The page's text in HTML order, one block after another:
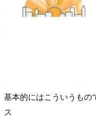
基本的にはこういうもの
ス